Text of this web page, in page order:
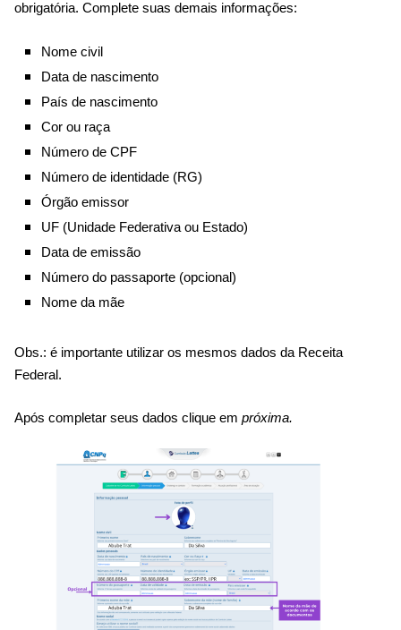
obrigatória. Complete suas demais informações:
Nome civil
Data de nascimento
País de nascimento
Cor ou raça
Número de CPF
Número de identidade (RG)
Órgão emissor
UF (Unidade Federativa ou Estado)
Data de emissão
Número do passaporte (opcional)
Nome da mãe
Obs.: é importante utilizar os mesmos dados da Receita
Federal.
Após completar seus dados clique em próxima.